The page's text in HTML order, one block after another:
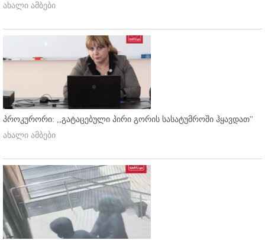
ახალი ამბები
პროკურორი: ,,გატაცებული პირი გორის სასატუმროში ჰყავდათ''
ახალი ამბები